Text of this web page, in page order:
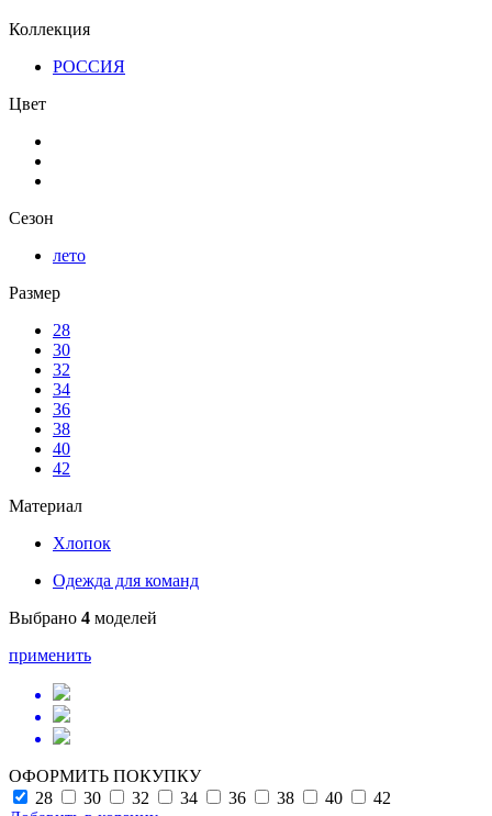
Коллекция
РОССИЯ
Цвет
Сезон
лето
Размер
28
30
32
34
36
38
40
42
Материал
Хлопок
Одежда для команд
Выбрано 4 моделей
применить
ОФОРМИТЬ ПОКУПКУ
28
30 32 34 36 38 40
42